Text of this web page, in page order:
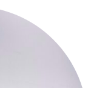
est :
205,00€.